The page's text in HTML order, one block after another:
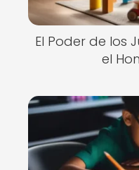
El Poder de los
el